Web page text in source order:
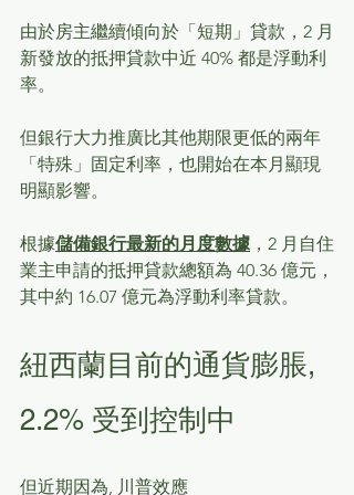
由於房主繼續傾向於「短期」貸款，2 月
新發放的抵押貸款中近 40% 都是浮動利
率。
但銀行大力推廣比其他期限更低的兩年
「特殊」固定利率，也開始在本月顯現
明顯影響。
根據儲備銀行最新的月度數據 ，2 月自住
業主申請的抵押貸款總額為 40.36 億元，
其中約 16.07 億元為浮動利率貸款。
紐西蘭目前的通貨膨脹,
2.2% 受到控制中
但近期因為, 川普效應